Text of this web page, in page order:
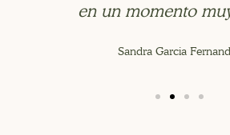
en un momento
Sandra Garcia